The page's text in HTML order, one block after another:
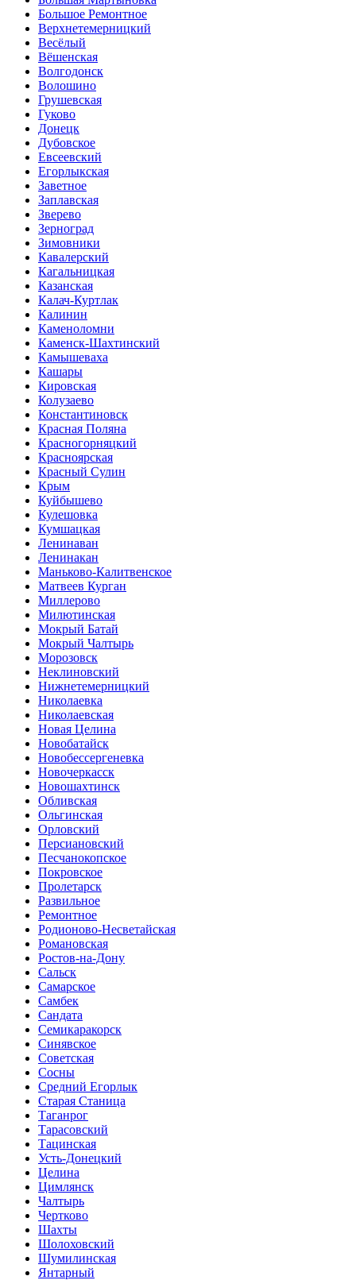
Большое Ремонтное
Верхнетемерницкий
Весёлый
Вёшенская
Волгодонск
Волошино
Грушевская
Гуково
Донецк
Дубовское
Евсеевский
Егорлыкская
Заветное
Заплавская
Зверево
Зерноград
Зимовники
Кавалерский
Кагальницкая
Казанская
Калач-Куртлак
Калинин
Каменоломни
Каменск-Шахтинский
Камышеваха
Кашары
Кировская
Колузаево
Константиновск
Красная Поляна
Красногорняцкий
Красноярская
Красный Сулин
Крым
Куйбышево
Кулешовка
Кумшацкая
Ленинаван
Ленинакан
Маньково-Калитвенское
Матвеев Курган
Миллерово
Милютинская
Мокрый Батай
Мокрый Чалтырь
Морозовск
Неклиновский
Нижнетемерницкий
Николаевка
Николаевская
Новая Целина
Новобатайск
Новобессергеневка
Новочеркасск
Новошахтинск
Обливская
Ольгинская
Орловский
Персиановский
Песчанокопское
Покровское
Пролетарск
Развильное
Ремонтное
Родионово-Несветайская
Романовская
Ростов-на-Дону
Сальск
Самарское
Самбек
Сандата
Семикаракорск
Синявское
Советская
Сосны
Средний Егорлык
Старая Станица
Таганрог
Тарасовский
Тацинская
Усть-Донецкий
Целина
Цимлянск
Чалтырь
Чертково
Шахты
Шолоховский
Шумилинская
Янтарный